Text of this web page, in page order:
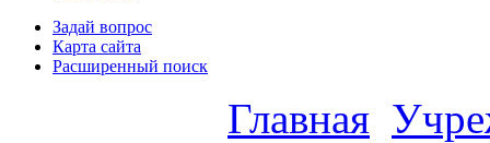
Задай вопрос
Карта сайта
Расширенный поиск
Главная